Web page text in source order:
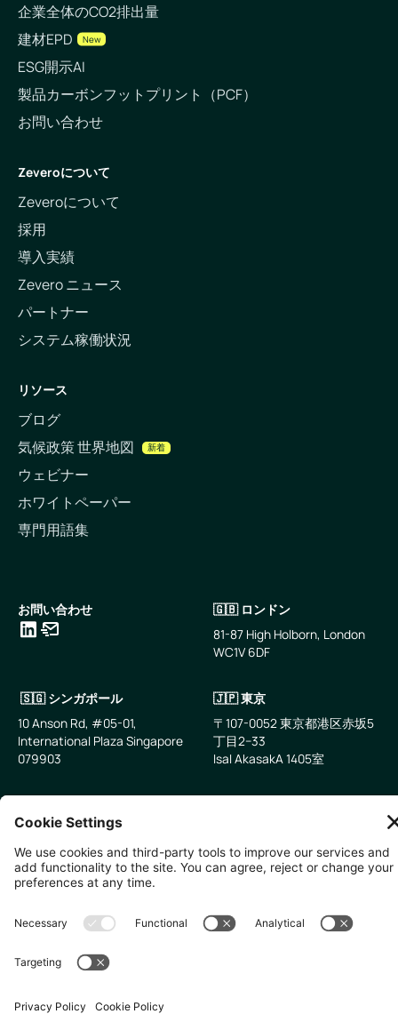
企業全体のCO2排出量
建材EPD
New
ESG開示AI
製品カーボンフットプリント（PCF）
お問い合わせ
Zeveroについて
Zeveroについて
採用
導入実績
Zevero ニュース
パートナー
システム稼働状況
リソース
ブログ
気候政策 世界地図
新着
ウェビナー
ホワイトペーパー
専門用語集
お問い合わせ
🇬🇧 ロンドン
81-87 High Holborn, London
WC1V 6DF
🇸🇬 シンガポール
10 Anson Rd, #05-01,
International Plaza Singapore
079903
🇯🇵 東京
〒107-0052 東京都港区赤坂5
丁目2−33
IsaI AkasakA 1405室
プライバシーポリシークッキーの設定